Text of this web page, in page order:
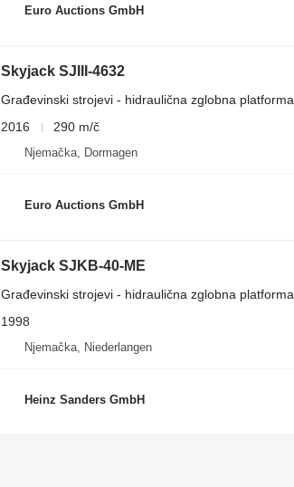
Euro Auctions GmbH
Skyjack SJIII-4632
Građevinski strojevi - hidraulična zglobna platforma
2016
290 m/č
Njemačka, Dormagen
Euro Auctions GmbH
Skyjack SJKB-40-ME
Građevinski strojevi - hidraulična zglobna platforma
1998
Njemačka, Niederlangen
Heinz Sanders GmbH